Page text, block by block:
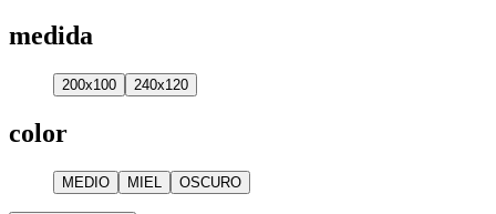
medida
200x100 240x120
color
MEDIO MIEL OSCURO